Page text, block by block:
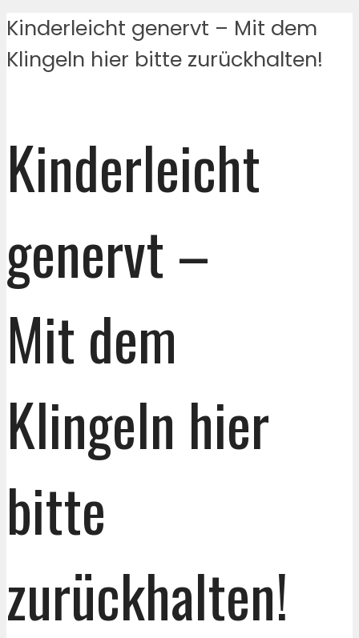
Kinderleicht genervt – Mit dem
Klingeln hier bitte zurückhalten!
Kinderleicht
genervt –
Mit dem
Klingeln hier
bitte
zurückhalten!